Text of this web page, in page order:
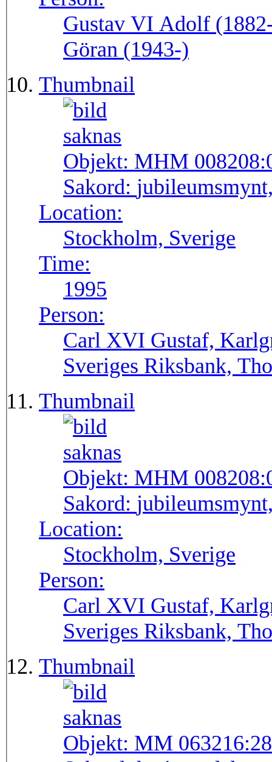
Gustav VI Adolf
Göran (1943-)
Thumbnail
Objekt: MHM
Sakord:
Location:
Stockholm, Sverige
Time:
1995
Person:
Carl XVI Gustaf,
Sveriges Riksbank,
Thumbnail
Objekt: MHM
Sakord:
Location:
Stockholm, Sverige
Person:
Carl XVI Gustaf,
Sveriges Riksbank,
Thumbnail
Objekt: MM